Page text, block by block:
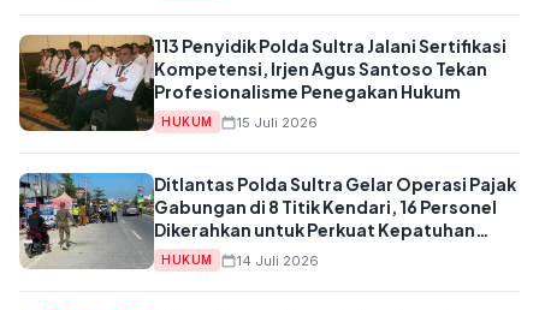
113 Penyidik Polda Sultra Jalani Sertifikasi
Kompetensi, Irjen Agus Santoso Tekan
Profesionalisme Penegakan Hukum
HUKUM 15 Juli 2026
Ditlantas Polda Sultra Gelar Operasi Pajak
Gabungan di 8 Titik Kendari, 16 Personel
Dikerahkan untuk Perkuat Kepatuhan
Wajib Pajak
HUKUM 14 Juli 2026